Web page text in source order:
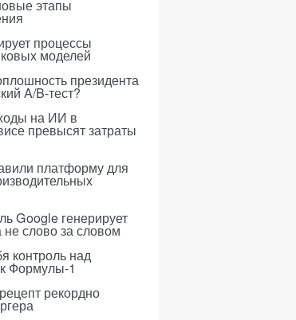
этапы
процессы
моделей
президента
A/B-тест?
на ИИ в
превысят затраты
платформу для
Google генерирует
не слово за словом
контроль над
Формулы-1
рекордно